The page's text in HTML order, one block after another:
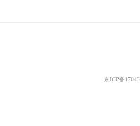
京ICP备